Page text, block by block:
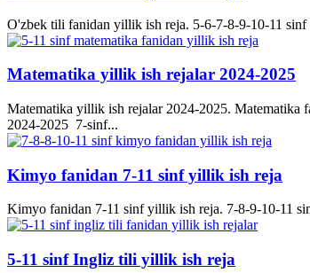
O'zbek tili fanidan yillik ish reja. 5-6-7-8-9-10-11
Matematika yillik ish rejalar 2024-2025
Matematika yillik ish rejalar 2024-2025.
2024-2025 7-sinf...
Kimyo fanidan 7-11 sinf yillik ish reja
Kimyo fanidan 7-11 sinf yillik ish reja. 7-8-9-10-11
5-11 sinf Ingliz tili yillik ish reja